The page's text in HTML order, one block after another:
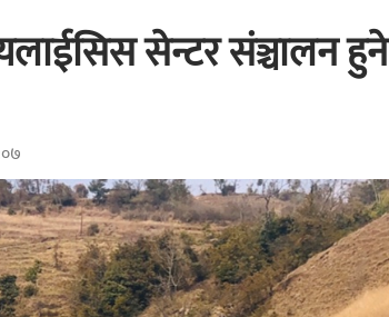
सेन्टर संञ्चालन हुने